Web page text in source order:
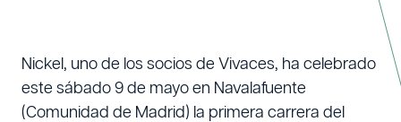
Nickel, uno de los socios de Vivaces, ha celebrado
este sábado 9 de mayo en Navalafuente
(Comunidad de Madrid) la primera carrera del